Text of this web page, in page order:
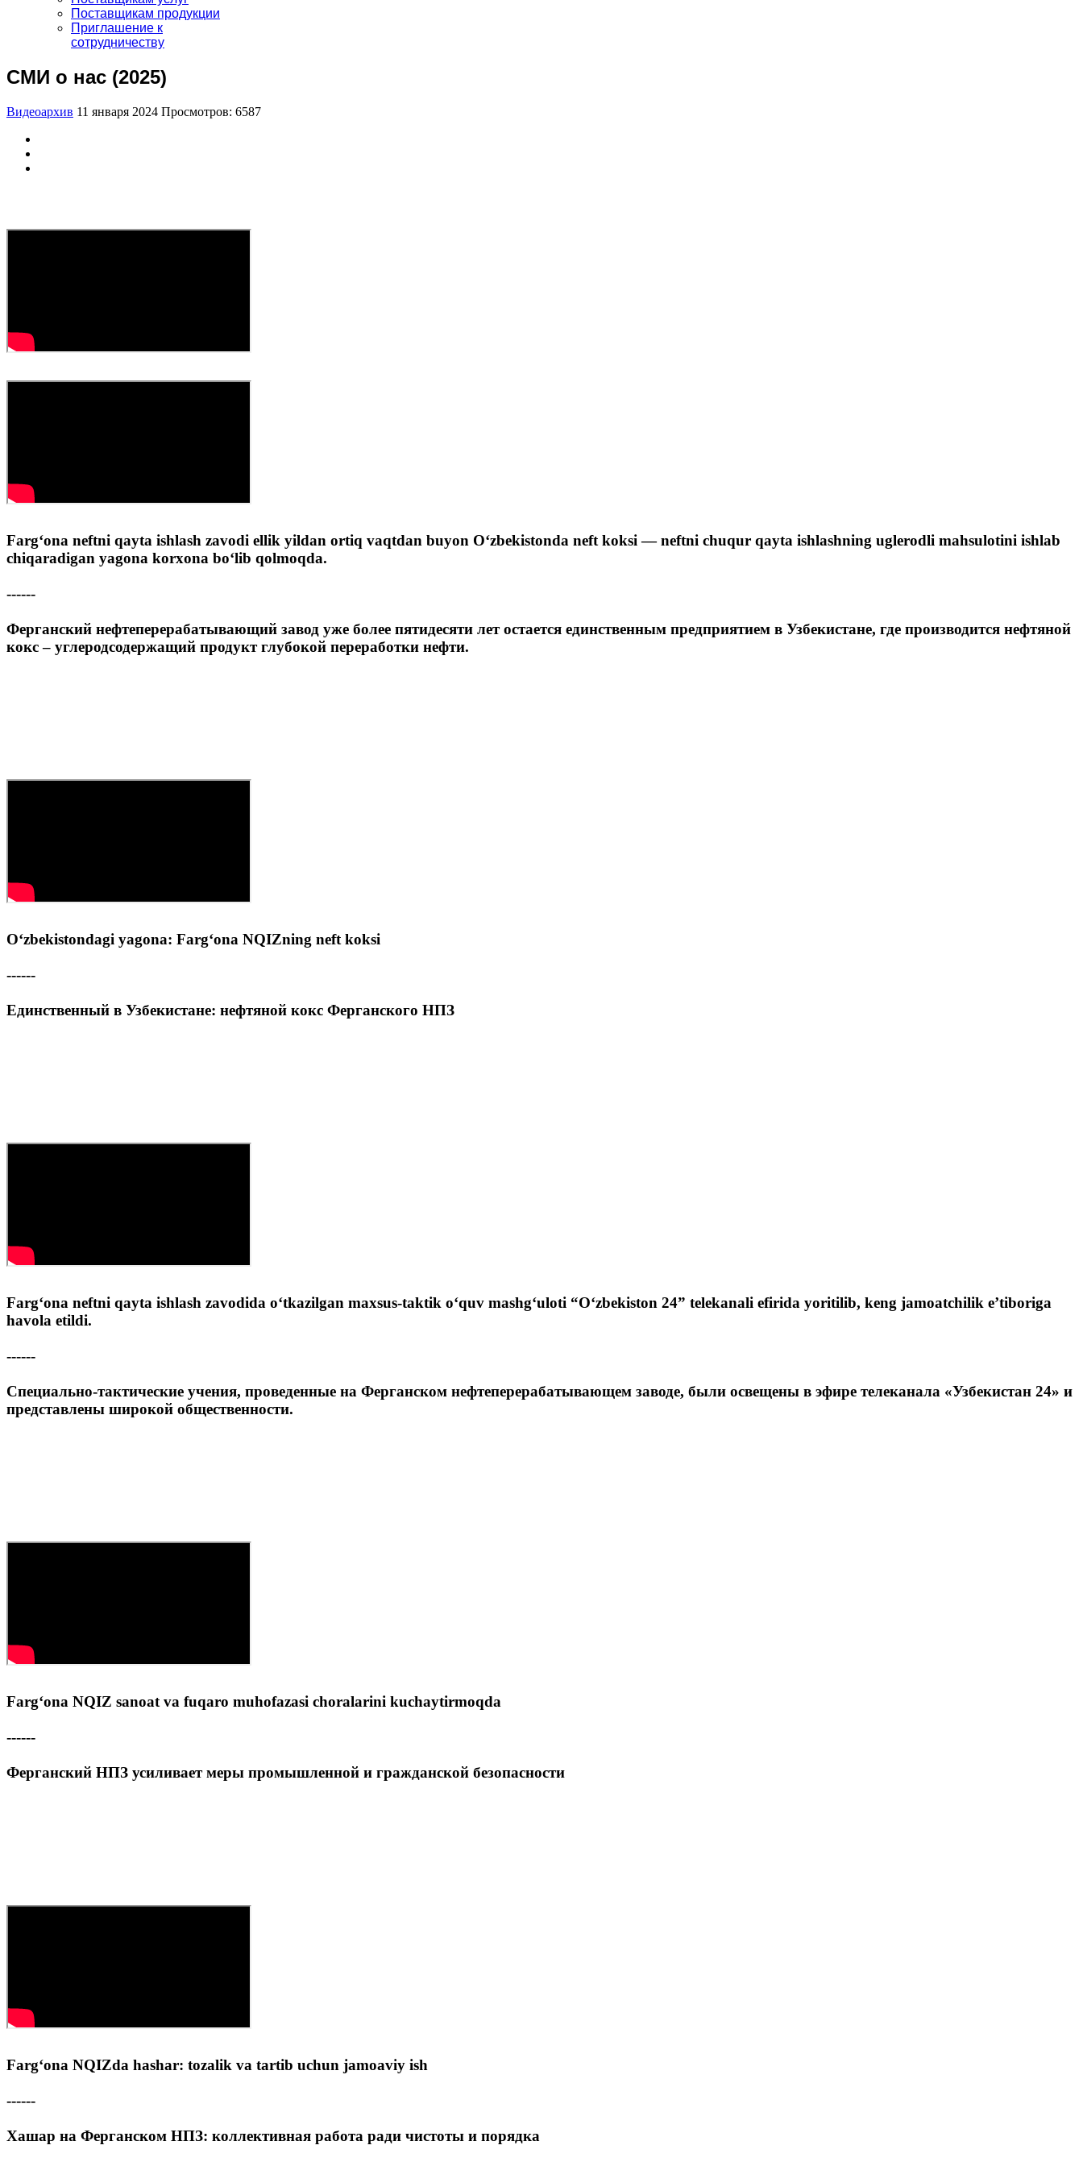
Поставщикам продукции
Приглашение к
сотрудничеству
СМИ о нас (2025)
Видеоархив 11 января 2024 Просмотров: 6587
Farg‘ona neftni qayta ishlash zavodi ellik yildan ortiq vaqtdan buyon O‘zbekistonda neft koksi — neftni chuqur qayta ishlashning uglerodli mahsulotini ishlab
chiqaradigan yagona korxona bo‘lib qolmoqda.
------
Ферганский нефтеперерабатывающий завод уже более пятидесяти лет остается единственным предприятием в Узбекистане, где производится нефтяной
кокс – углеродсодержащий продукт глубокой переработки нефти.
O‘zbekistondagi yagona: Farg‘ona NQIZning neft koksi
------
Единственный в Узбекистане: нефтяной кокс Ферганского НПЗ
Farg‘ona neftni qayta ishlash zavodida o‘tkazilgan maxsus-taktik o‘quv mashg‘uloti “O‘zbekiston 24” telekanali efirida yoritilib, keng jamoatchilik e’tiboriga
havola etildi.
------
Специально-тактические учения, проведенные на Ферганском нефтеперерабатывающем заводе, были освещены в эфире телеканала «Узбекистан 24» и
представлены широкой общественности.
Farg‘ona NQIZ sanoat va fuqaro muhofazasi choralarini kuchaytirmoqda
------
Ферганский НПЗ усиливает меры промышленной и гражданской безопасности
Farg‘ona NQIZda hashar: tozalik va tartib uchun jamoaviy ish
------
Хашар на Ферганском НПЗ: коллективная работа ради чистоты и порядка